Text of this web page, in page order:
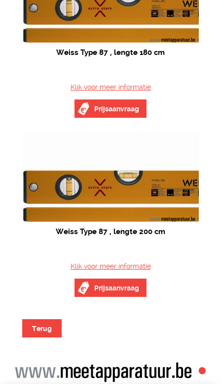
Weiss Type 87 , lengte 180 cm
Klik voor meer informatie
Prijsaanvraag
Weiss Type 87 , lengte 200 cm
Klik voor meer informatie
Prijsaanvraag
Terug